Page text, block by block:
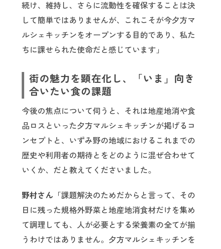
続け、維持し、さらに流動性を確保することは決
して簡単ではありませんが、これこそが今夕方マ
ルシェキッチンをオープンする目的であり、私た
ちに課せられた使命だと感じています」
街の魅力を顕在化し、「いま」向き
合いたい食の課題
今後の焦点について伺うと、それは地産地消や食
品ロスといった夕方マルシェキッチンが掲げるコ
ンセプトと、いずみ野の地域におけるこれまでの
歴史や利用者の期待とをどのように混ぜ合わせて
いくか、だと教えてくださいました。
野村さん 「課題解決のためだからと言って、その
日に残った規格外野菜と地産地消食材だけを集め
て調理しても、人が必要とする栄養素の全てが揃
うわけではありません。夕方マルシェキッチンを